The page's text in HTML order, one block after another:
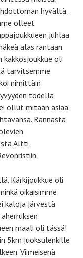
hyvältä.
olleet
juhlaa
alas rantaan
kakkosjoukkue oli
tarvitsemme
nimittäin
todella
ollut mitään asiaa.
Rannasta
Altti
Kärkijoukkue oli
oikaisimme
kaloja järvestä
maali oli tässä!
5km juoksulenkille
Viimeisenä